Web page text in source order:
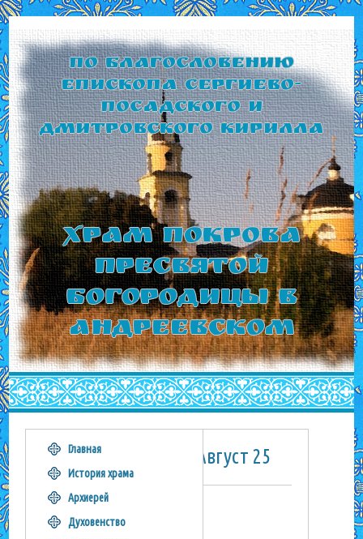
По благословению
Епископа Сергиево-
Посадского и
Дмитровского Кирилла
Храм Покрова
Пресвятой
Богородицы в
Андреевском
Август 25
Главная
История храма
Архиерей
Духовенство